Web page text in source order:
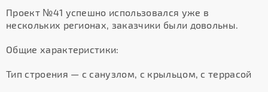
Проект №41 успешно использовался уже в
нескольких регионах, заказчики были довольны.
Общие характеристики:
Тип строения — с санузлом, с крыльцом, с террасой